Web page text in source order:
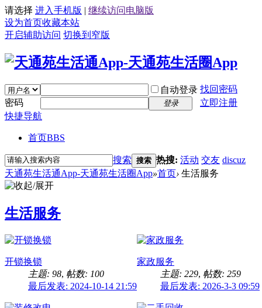
请选择 进入手机版 | 继续访问电脑版
设为首页收藏本站
开启辅助访问 切换到窄版
自动登录 找回密码
密码
登录
立即注册
快捷导航
首页BBS
搜索 搜索 热搜: 活动 交友 discuz
天通苑生活通App-天通苑生活圈App»首页› 生活服务
生活服务
开锁换锁
主题: 98, 帖数: 100
最后发表: 2024-10-14 21:59
家政服务
主题: 229, 帖数: 259
最后发表: 2026-3-3 09:59